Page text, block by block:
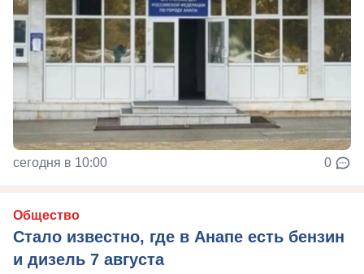
сегодня в 10:00 0
Общество
Стало известно, где в Анапе есть бензин
и дизель 7 августа